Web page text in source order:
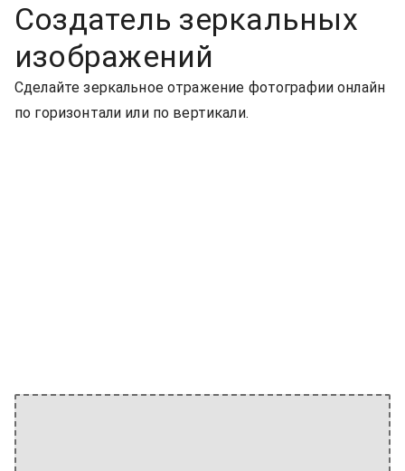
Создатель зеркальных
изображений
Сделайте зеркальное отражение фотографии онлайн
по горизонтали или по вертикали.